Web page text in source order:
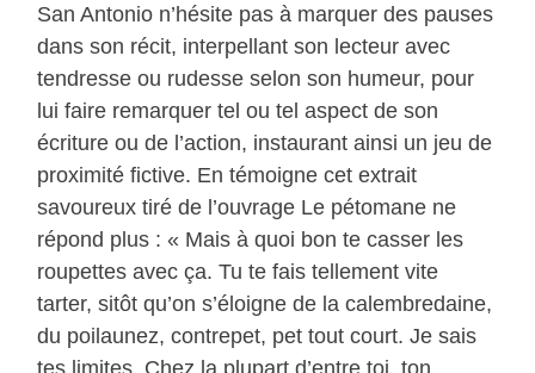
San Antonio n’hésite pas à marquer des pauses
dans son récit, interpellant son lecteur avec
tendresse ou rudesse selon son humeur, pour
lui faire remarquer tel ou tel aspect de son
écriture ou de l’action, instaurant ainsi un jeu de
proximité fictive. En témoigne cet extrait
savoureux tiré de l’ouvrage Le pétomane ne
répond plus : « Mais à quoi bon te casser les
roupettes avec ça. Tu te fais tellement vite
tarter, sitôt qu’on s’éloigne de la calembredaine,
du poilaunez, contrepet, pet tout court. Je sais
tes limites. Chez la plupart d’entre toi, ton